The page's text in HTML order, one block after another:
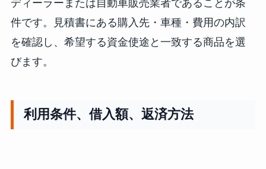
ディーラーまたは自動車販売業者であることが条
件です。見積書にある購入先・車種・費用の内訳
を確認し、希望する資金使途と一致する商品を選
びます。
利用条件、借入額、返済方法